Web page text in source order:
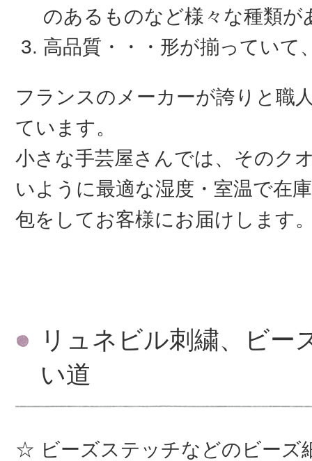
のあるものなど様々な種類が
高品質・・・形が揃っていて
フランスのメーカーが誇りと職
ています。
小さな手芸屋さんでは、そのク
いように最適な湿度・室温で在
包をしてお客様にお届けします
リュネビル刺繍、ビー
い道
ビーズステッチなどのビーズ